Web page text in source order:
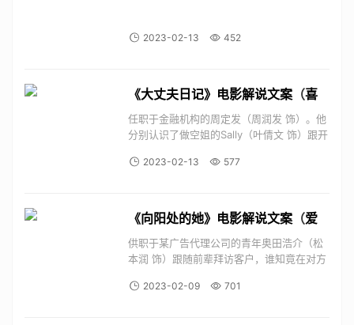
2023-02-13 452
《大丈夫日记》电影解说文案 （喜
剧 爱情）
任职于金融机构的周定发（周润发 饰）。他
分别认识了做空姐的Sally（叶倩文 饰）跟开
位天姿国色都无法下决定，难舍其一，于是
的帮助下...
2023-02-13 577
《向阳处的她》电影解说文案 （爱
情）
供职于某广告代理公司的青年奥田浩介（松
本润 饰）跟随前辈拜访客户，谁知竟在对方
（上野树里 饰）。当年浩介（北村匠海
2023-02-09 701